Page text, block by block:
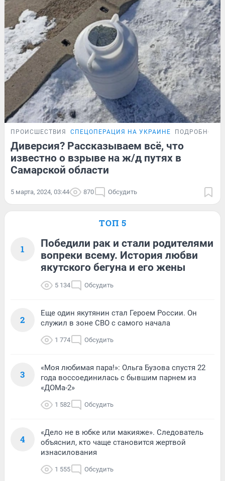
ПРОИСШЕСТВИЯ СПЕЦОПЕРАЦИЯ НА УКРАИНЕ
Диверсия? Рассказываем всё, что
известно о взрыве на ж/д путях в
Самарской области
5 марта, 2024, 03:44 870 Обсудить
ТОП 5
1
Победили рак и стали родителями
вопреки всему. История любви
якутского бегуна и его жены
5 134 Обсудить
2
Еще один якутянин стал Героем России. Он
служил в зоне СВО с самого начала
1 774 Обсудить
3
«Моя любимая пара!»: Ольга Бузова спустя 22
года воссоединилась с бывшим парнем из
«ДОМа-2»
1 582 Обсудить
4
«Дело не в юбке или макияже». Следователь
объяснил, кто чаще становится жертвой
изнасилования
1 555 Обсудить